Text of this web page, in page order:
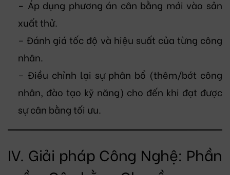
– Áp dụng phương án cân bằng mới vào sản
xuất thử.
– Đánh giá tốc độ và hiệu suất của từng công
nhân.
– Điều chỉnh lại sự phân bổ (thêm/bớt công
nhân, đào tạo kỹ năng) cho đến khi đạt được
sự cân bằng tối ưu.
IV. Giải pháp Công Nghệ: Phần